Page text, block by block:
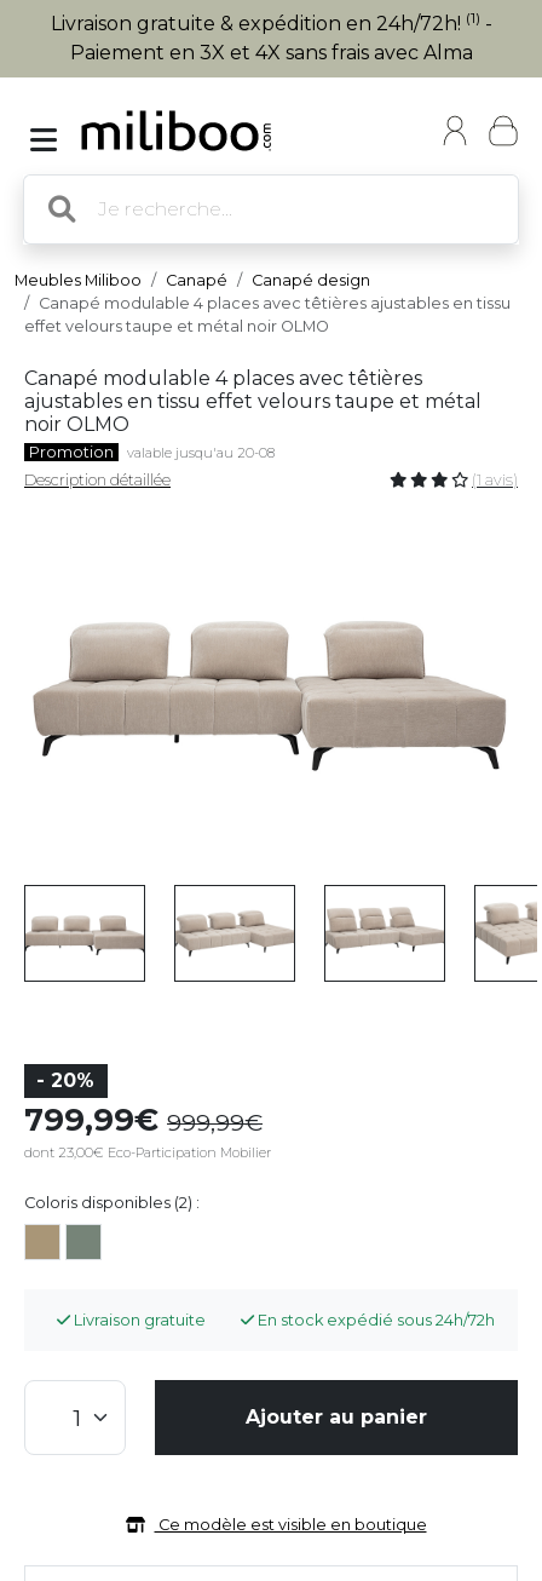
Livraison gratuite & expédition en 24h/72h! (1) -
Paiement en 3X et 4X sans frais avec Alma
Meubles Miliboo Canapé
Canapé design
Canapé modulable 4 places avec têtières ajustables en tissu
effet velours taupe et métal noir OLMO
Canapé modulable 4 places avec têtières
ajustables en tissu effet velours taupe et métal
noir OLMO
Promotion valable jusqu'au 20-08
Description détaillée (1 avis)
- 20%
799,99 999,99
dont 23,00€ Eco-Participation Mobilier
Coloris disponibles (2) :
Livraison gratuite En stock expédié sous 24h/72h
Ajouter au panier
Ce modèle est visible en boutique